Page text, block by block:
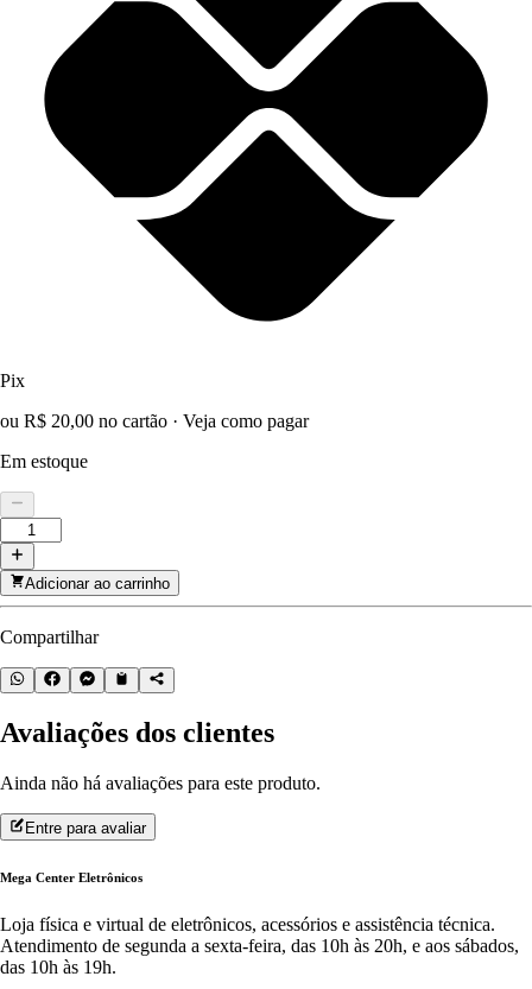
Pix
ou R$ 20,00 no cartão · Veja como pagar
Em estoque
Adicionar ao carrinho
Compartilhar
Avaliações dos clientes
Ainda não há avaliações para este produto.
Entre para avaliar
Mega Center Eletrônicos
Loja física e virtual de eletrônicos, acessórios e assistência técnica.
Atendimento de segunda a sexta-feira, das 10h às 20h, e aos sábados,
das 10h às 19h.